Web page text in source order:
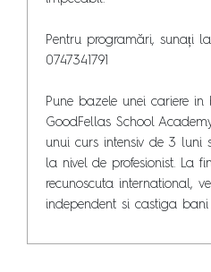
Pentru programări, sunați
0747341791
Pune bazele unei cariere
GoodFellas School
unui curs intensiv de 3 luni
la nivel de profesionist. La
recunoscuta international,
independent si castiga